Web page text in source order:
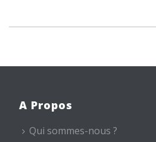
A Propos
Qui sommes-nous ?